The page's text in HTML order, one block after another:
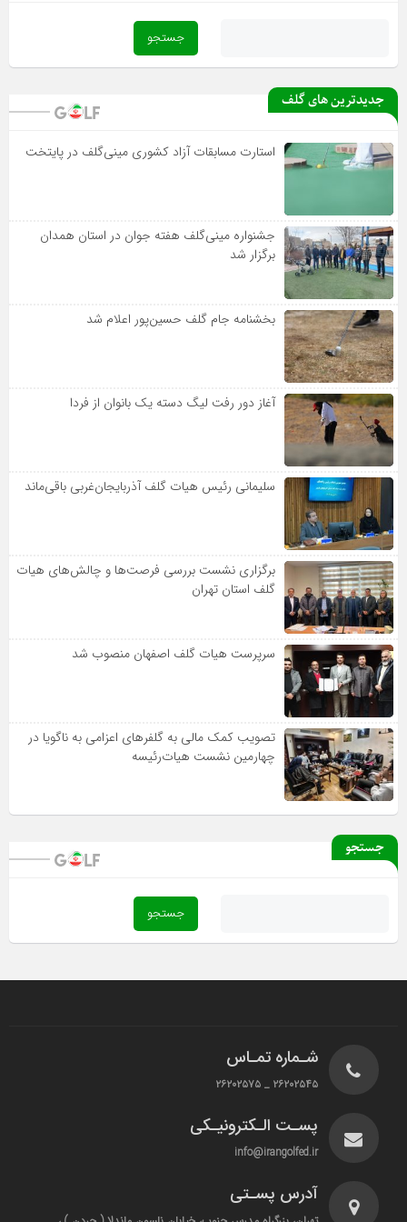
بخشنامه جام گلف حسین‌پور اعلام شد
جدیدترین های گلف
استارت مسابقات آزاد کشوری مینی‌گلف در پایتخت
جشنواره مینی‌گلف هفته جوان در استان همدان
برگزار شد
بخشنامه جام گلف حسین‌پور اعلام شد
آغاز دور رفت لیگ دسته یک بانوان از فردا
سلیمانی رئیس هیات گلف آذربایجان‌غربی باقی‌ماند
برگزاری نشست بررسی فرصت‌ها و چالش‌های هیات
گلف استان تهران
سرپرست هیات گلف اصفهان منصوب شد
تصویب کمک مالی به گلفرهای اعزامی به ناگویا در
چهارمین نشست هیات‌رئیسه
جستجو
شـماره تمـاس
۲۶۲۰۲۵۴۵ _ ۲۶۲۰۲۵۷۵
پسـت الـکترونیـکی
info@irangolfed.ir
آدرس پسـتی